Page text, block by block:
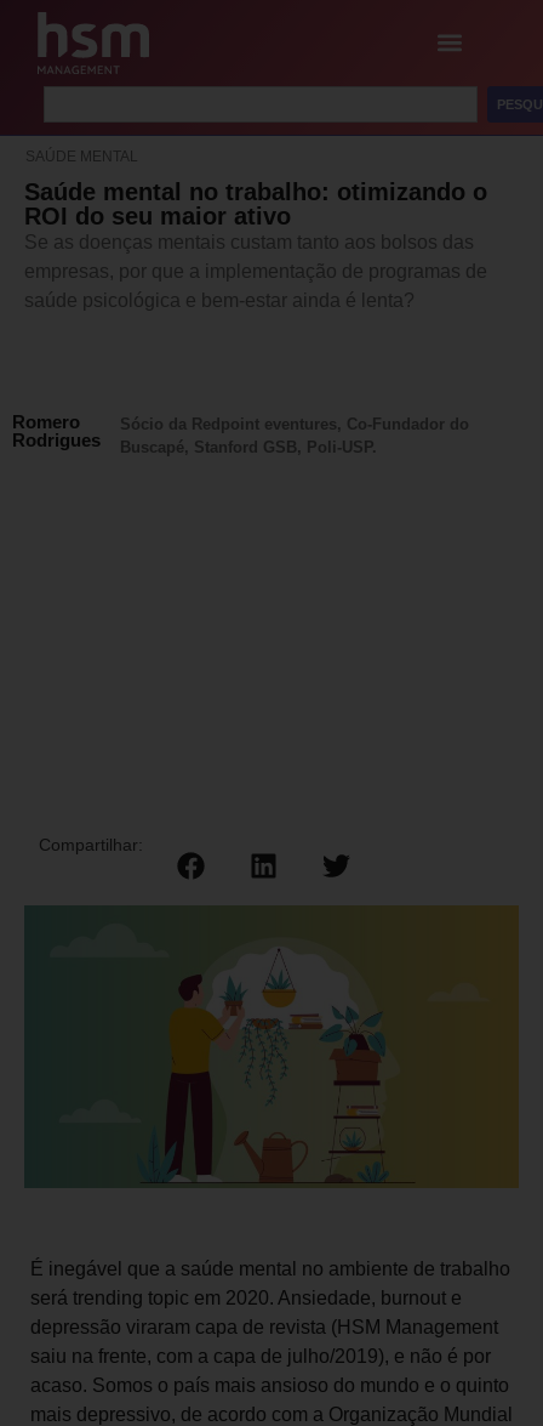
SAÚDE MENTAL
Saúde mental no trabalho: otimizando o
ROI do seu maior ativo
Se as doenças mentais custam tanto aos bolsos das
empresas, por que a implementação de programas de
saúde psicológica e bem-estar ainda é lenta?
Romero
Rodrigues
Sócio da Redpoint eventures, Co-Fundador do
Buscapé, Stanford GSB, Poli-USP.
Compartilhar:
É inegável que a saúde mental no ambiente de trabalho
será trending topic em 2020. Ansiedade, burnout e
depressão viraram capa de revista (HSM Management
saiu na frente, com a capa de julho/2019), e não é por
acaso. Somos o país mais ansioso do mundo e o quinto
mais depressivo, de acordo com a Organização Mundial